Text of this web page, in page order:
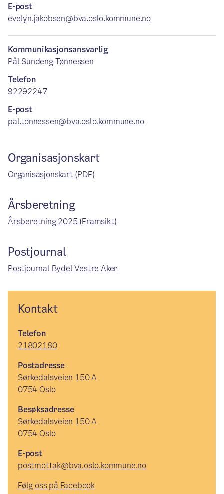
E-post
evelyn.jakobsen@bva.oslo.kommune.no
Kommunikasjonsansvarlig
Pål Sundeng Tønnessen
Telefon
92292247
E-post
pal.tonnessen@bva.oslo.kommune.no
Organisasjonskart
Organisasjonskart (PDF)
Årsberetning
Årsberetning 2025 (Framsikt)
Postjournal
Postjournal Bydel Vestre Aker
Kontakt
Telefon
21802180
Postadresse
Sørkedalsveien 150 A
0754 Oslo
Besøksadresse
Sørkedalsveien 150 A
0754 Oslo
E-post
postmottak@bva.oslo.kommune.no
Følg oss på Facebook